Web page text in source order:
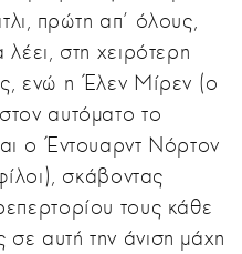
πρώτη απ' όλους,
στη χειρότερη
ενώ η Έλεν Μίρεν (ο
αυτόματο το
ο Έντουαρντ Νόρτον
σκάβοντας
τους κάθε
αυτή την άνιση μάχη